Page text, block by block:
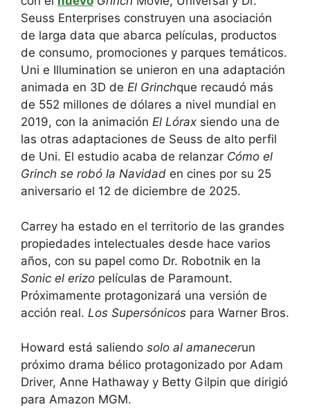
Seuss Enterprises construyen una asociación
de larga data que abarca películas, productos
de consumo, promociones y parques temáticos.
Uni e Illumination se unieron en una adaptación
animada en 3D de El Grinchque recaudó más
de 552 millones de dólares a nivel mundial en
2019, con la animación El Lórax siendo una de
las otras adaptaciones de Seuss de alto perfil
de Uni. El estudio acaba de relanzar Cómo el
Grinch se robó la Navidad en cines por su 25
aniversario el 12 de diciembre de 2025.
Carrey ha estado en el territorio de las grandes
propiedades intelectuales desde hace varios
años, con su papel como Dr. Robotnik en la
Sonic el erizo películas de Paramount.
Próximamente protagonizará una versión de
acción real. Los Supersónicos para Warner Bros.
Howard está saliendo solo al amanecerun
próximo drama bélico protagonizado por Adam
Driver, Anne Hathaway y Betty Gilpin que dirigió
para Amazon MGM.